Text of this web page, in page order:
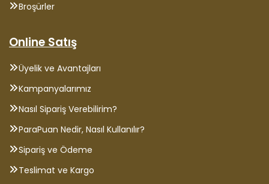
Broşürler
Online Satış
Üyelik ve Avantajları
Kampanyalarımız
Nasıl Sipariş Verebilirim?
ParaPuan Nedir, Nasıl Kullanılır?
Sipariş ve Ödeme
Teslimat ve Kargo